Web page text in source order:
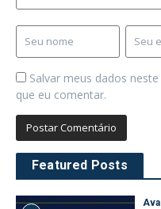
Salvar meus dados
que eu comentar.
Featured Posts